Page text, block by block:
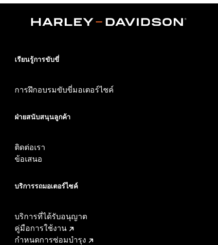
เรียนรู้การขับขี่
การฝึกอบรมขับขี่มอเตอร์ไซค์
ฝ่ายสนับสนุนลูกค้า
ติดต่อเรา
ข้อเสนอ
บริการรถมอเตอร์ไซค์​
บริการที่ได้รับอนุญาต
คู่มือการใช้งาน
กำหนดการซ่อมบำรุง